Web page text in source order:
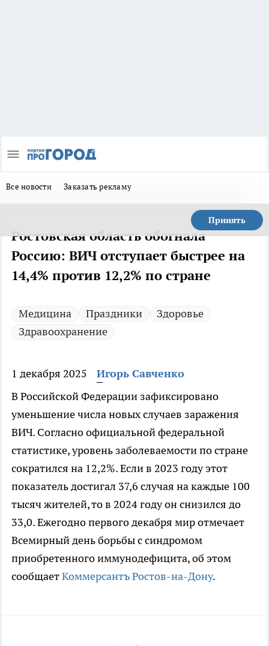
Все новости Заказать рекламу
Принять
Ростовская область обогнала
Россию: ВИЧ отступает быстрее на
14,4% против 12,2% по стране
Медицина Праздники
Здоровье
Здравоохранение
1 декабря 2025
Игорь Савченко
В Российской Федерации зафиксировано
уменьшение числа новых случаев заражения
ВИЧ. Согласно официальной федеральной
статистике, уровень заболеваемости по стране
сократился на 12,2%. Если в 2023 году этот
показатель достигал 37,6 случая на каждые 100
тысяч жителей, то в 2024 году он снизился до
33,0. Ежегодно первого декабря мир отмечает
Всемирный день борьбы с синдромом
приобретенного иммунодефицита, об этом
сообщаетКоммерсантъ Ростов-на-Дону.